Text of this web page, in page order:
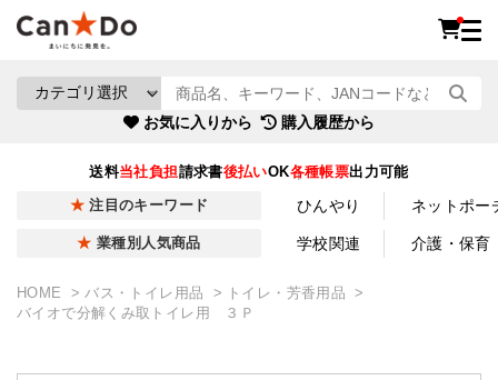
お気に入りから 購入履歴から
送料当社負担請求書後払いOK各種帳票出力可能
注目のキーワード ひんやり ネットポー
業種別人気商品 学校関連 介護・保育
HOME バス・トイレ用品
トイレ・芳香用品
バイオで分解くみ取トイレ用 ３Ｐ